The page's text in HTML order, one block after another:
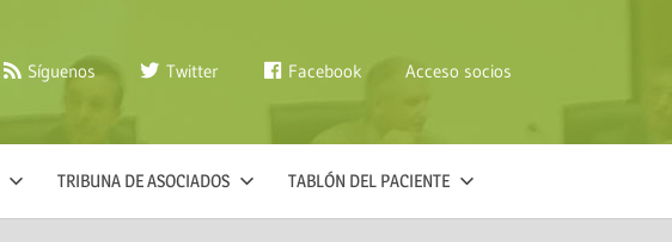
Síguenos Twitter Facebook Acceso socios
TRIBUNA DE ASOCIADOS TABLÓN DEL PACIENTE